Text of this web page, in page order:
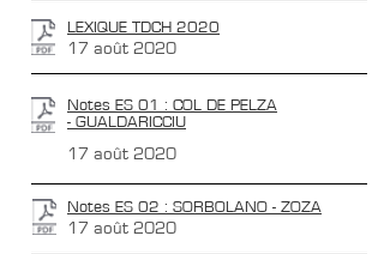
Notes ES 01 : COL DE PELZA
- GUALDARICCIU
17 août 2020
Notes ES 02 : SORBOLANO - ZOZA
17 août 2020
LEXIQUE TDCH 2020
17 août 2020